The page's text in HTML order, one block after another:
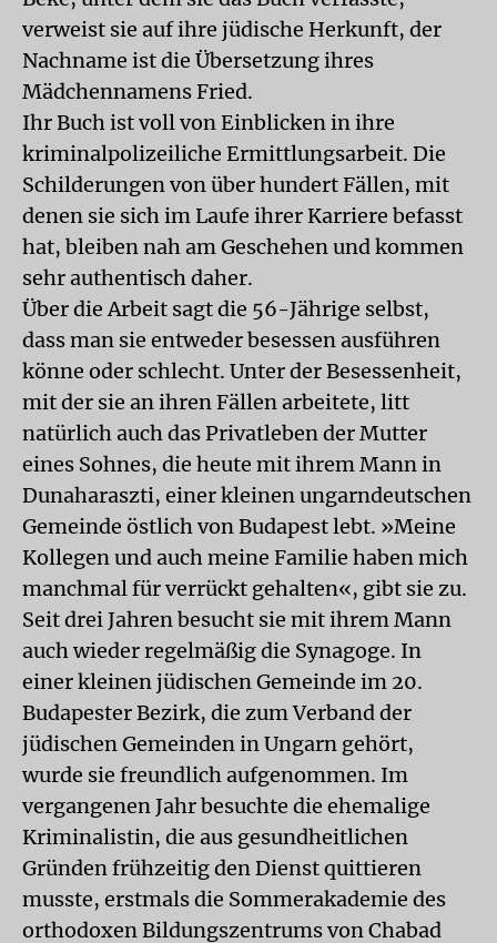
verweist sie auf ihre jüdische Herkunft, der
Nachname ist die Übersetzung ihres
Mädchennamens Fried.
Ihr Buch ist voll von Einblicken in ihre
kriminalpolizeiliche Ermittlungsarbeit. Die
Schilderungen von über hundert Fällen, mit
denen sie sich im Laufe ihrer Karriere befasst
hat, bleiben nah am Geschehen und kommen
sehr authentisch daher.
Über die Arbeit sagt die 56-Jährige selbst,
dass man sie entweder besessen ausführen
könne oder schlecht. Unter der Besessenheit,
mit der sie an ihren Fällen arbeitete, litt
natürlich auch das Privatleben der Mutter
eines Sohnes, die heute mit ihrem Mann in
Dunaharaszti, einer kleinen ungarndeutschen
Gemeinde östlich von Budapest lebt. »Meine
Kollegen und auch meine Familie haben mich
manchmal für verrückt gehalten«, gibt sie zu.
Seit drei Jahren besucht sie mit ihrem Mann
auch wieder regelmäßig die Synagoge. In
einer kleinen jüdischen Gemeinde im 20.
Budapester Bezirk, die zum Verband der
jüdischen Gemeinden in Ungarn gehört,
wurde sie freundlich aufgenommen. Im
vergangenen Jahr besuchte die ehemalige
Kriminalistin, die aus gesundheitlichen
Gründen frühzeitig den Dienst quittieren
musste, erstmals die Sommerakademie des
orthodoxen Bildungszentrums von Chabad